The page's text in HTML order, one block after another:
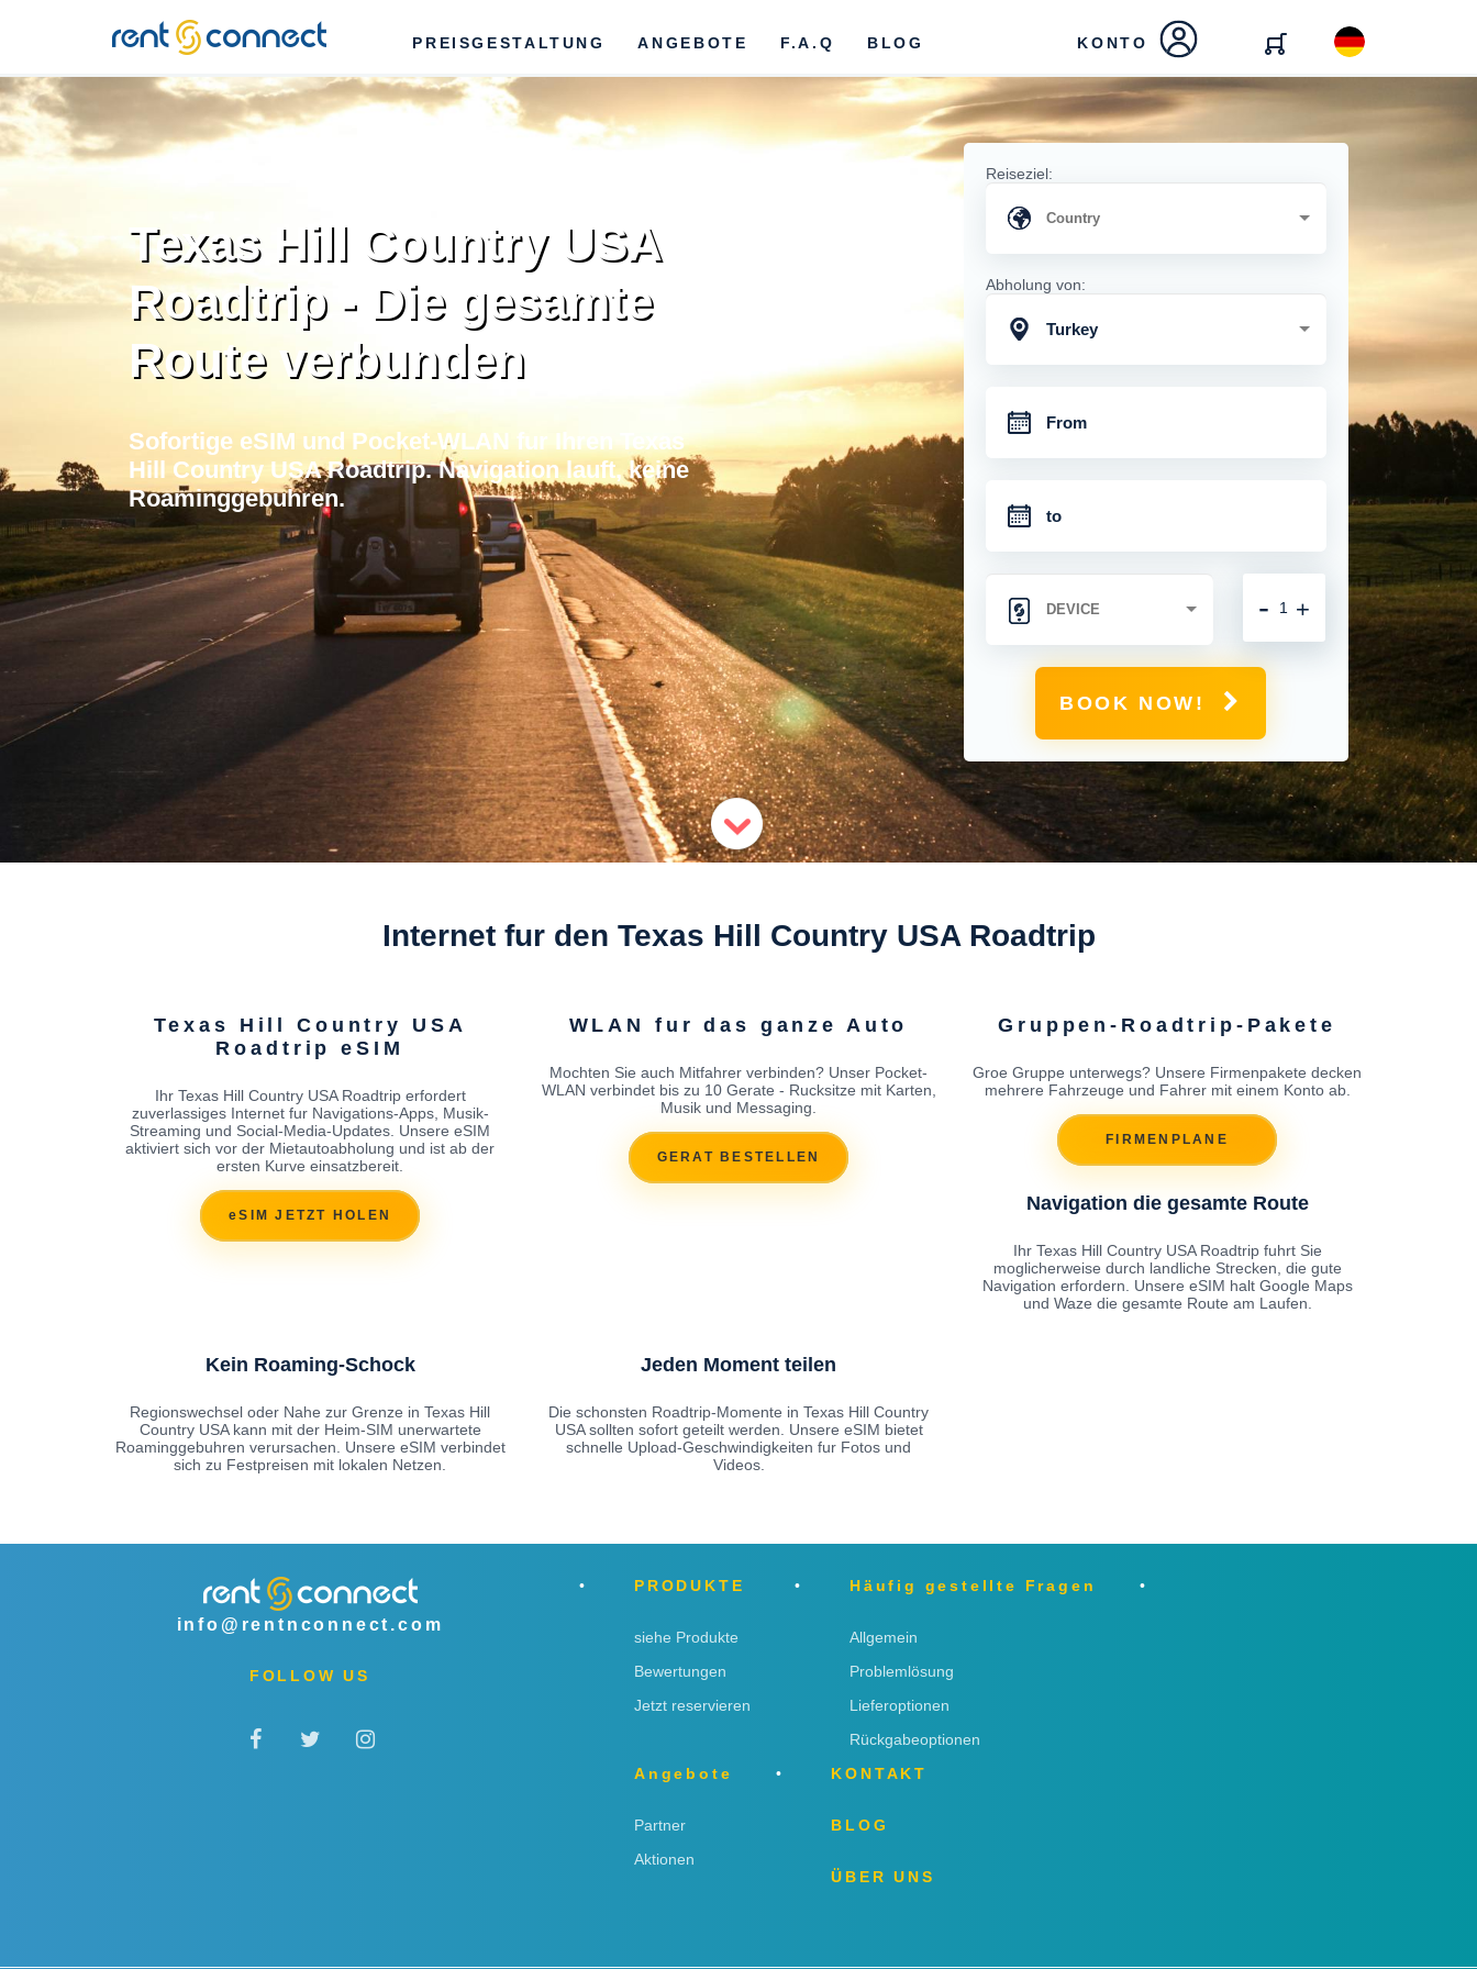
RENT'N
CONNECT
PREISGESTALTUNG ANGEBOTE F.A.Q BLOG KONTO
Texas Hill Country USA
Roadtrip - Die gesamte
Route verbunden
Sofortige eSIM und Pocket-WLAN fur Ihren Texas
Hill Country USA Roadtrip. Navigation lauft, keine
Roaminggebuhren.
Reiseziel:
Abholung von:
Turkey
+
-
BOOK NOW!
Internet fur den Texas Hill Country USA Roadtrip
Texas Hill Country USA
Roadtrip eSIM
Ihr Texas Hill Country USA Roadtrip erfordert
zuverlassiges Internet fur Navigations-Apps, Musik-
Streaming und Social-Media-Updates. Unsere eSIM
aktiviert sich vor der Mietautoabholung und ist ab der
ersten Kurve einsatzbereit.
eSIM JETZT HOLEN
WLAN fur das ganze Auto
Mochten Sie auch Mitfahrer verbinden? Unser Pocket-
WLAN verbindet bis zu 10 Gerate - Rucksitze mit Karten,
Musik und Messaging.
GERAT BESTELLEN
Gruppen-Roadtrip-Pakete
Groe Gruppe unterwegs? Unsere Firmenpakete decken
mehrere Fahrzeuge und Fahrer mit einem Konto ab.
FIRMENPLANE
Navigation die gesamte Route
Ihr Texas Hill Country USA Roadtrip fuhrt Sie
moglicherweise durch landliche Strecken, die gute
Navigation erfordern. Unsere eSIM halt Google Maps
und Waze die gesamte Route am Laufen.
Kein Roaming-Schock
Regionswechsel oder Nahe zur Grenze in Texas Hill
Country USA kann mit der Heim-SIM unerwartete
Roaminggebuhren verursachen. Unsere eSIM verbindet
sich zu Festpreisen mit lokalen Netzen.
Jeden Moment teilen
Die schonsten Roadtrip-Momente in Texas Hill Country
USA sollten sofort geteilt werden. Unsere eSIM bietet
schnelle Upload-Geschwindigkeiten fur Fotos und
Videos.
info@rentnconnect.com
FOLLOW US
PRODUKTE
siehe Produkte
Bewertungen
Jetzt reservieren
Häufig gestellte Fragen
Allgemein
Problemlösung
Lieferoptionen
Rückgabeoptionen
Angebote
Partner
Aktionen
KONTAKT
BLOG
ÜBER UNS